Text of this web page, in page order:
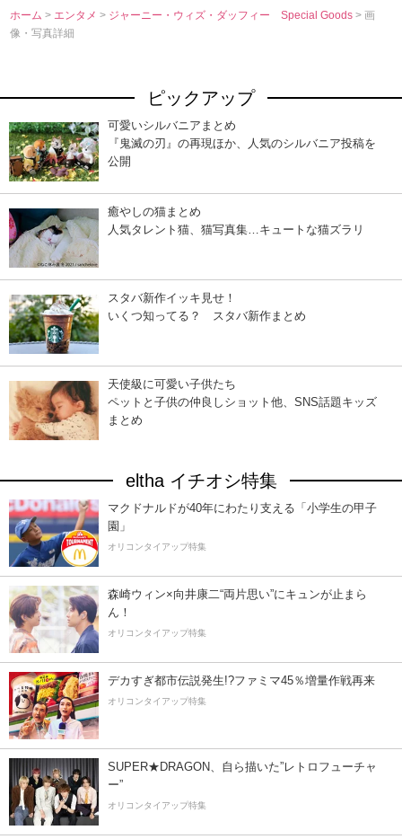
ホーム > エンタメ> ジャーニー・ウィズ・ダッフィー Special Goods> 画
像・写真詳細
ピックアップ
可愛いシルバニアまとめ
『鬼滅の刃』の再現ほか、人気のシルバニア投稿を
公開
癒やしの猫まとめ
人気タレント猫、猫写真集…キュートな猫ズラリ
スタバ新作イッキ見せ！
いくつ知ってる？ スタバ新作まとめ
天使級に可愛い子供たち
ペットと子供の仲良しショット他、SNS話題キッズ
まとめ
eltha イチオシ特集
マクドナルドが40年にわたり支える「小学生の甲子
園」
オリコンタイアップ特集
森崎ウィン×向井康二“両片思い”にキュンが止まら
ん！
オリコンタイアップ特集
デカすぎ都市伝説発生!?ファミマ45％増量作戦再来
オリコンタイアップ特集
SUPER★DRAGON、自ら描いた”レトロフューチャ
ー”
オリコンタイアップ特集